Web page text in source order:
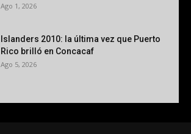
Ago 1, 2026
Islanders 2010: la última vez que Puerto
Rico brilló en Concacaf
Ago 5, 2026